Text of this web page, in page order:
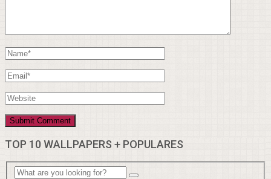
TOP 10 WALLPAPERS + POPULARES